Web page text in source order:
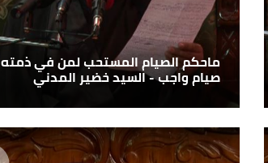
ماحكم الصيام المستحب لمن في ذمته
صيام واجب - السيد خضير المدني